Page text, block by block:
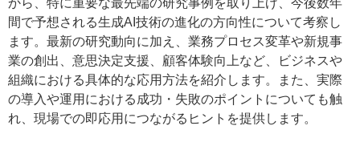
から、特に重要な最先端の研究事例を取り上げ、今後数年
間で予想される生成AI技術の進化の方向性について考察し
ます。最新の研究動向に加え、業務プロセス変革や新規事
業の創出、意思決定支援、顧客体験向上など、ビジネスや
組織における具体的な応用方法を紹介します。また、実際
の導入や運用における成功・失敗のポイントについても触
れ、現場での即応用につながるヒントを提供します。